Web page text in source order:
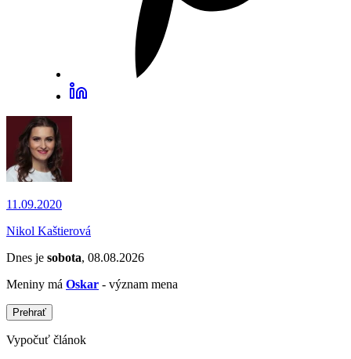
11.09.2020
Nikol Kaštierová
Dnes je sobota, 08.08.2026
Meniny má Oskar - význam mena
Prehrať
Vypočuť článok